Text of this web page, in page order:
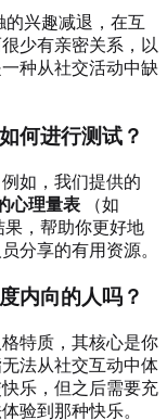
的兴趣减退，在互
少有亲密关系，以
种从社交活动中缺
何进行测试？
如，我们提供的
心理量表 （如
果，帮助你更好地
分享的有用资源。
内向的人吗？
特质，其核心是你
法从社交互动中体
乐，但之后需要充
验到那种快乐。